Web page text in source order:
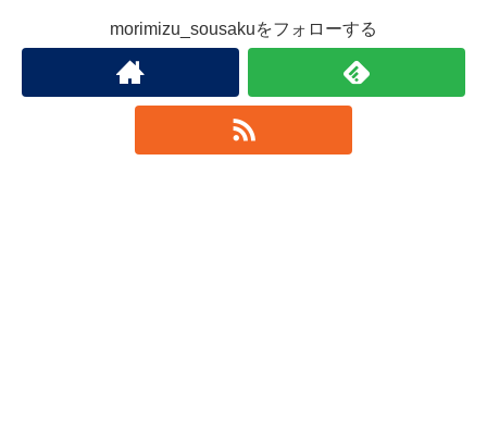
morimizu_sousakuをフォローする